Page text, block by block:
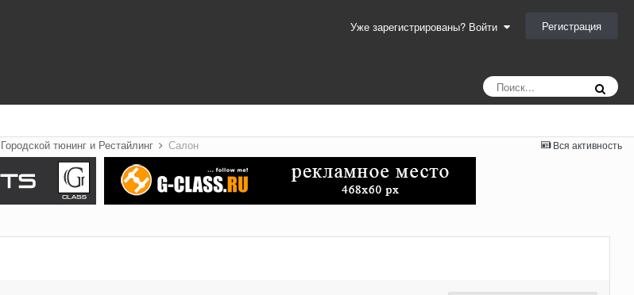
Уже зарегистрированы? Войти Регистрация
Вся активность
Городской тюнинг и Рестайлинг Салон